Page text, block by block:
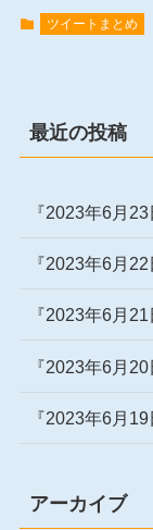
ツイートまとめ
最近の投稿
『2023年6月
『2023年6月
『2023年6月
『2023年6月
『2023年6月
アーカイブ